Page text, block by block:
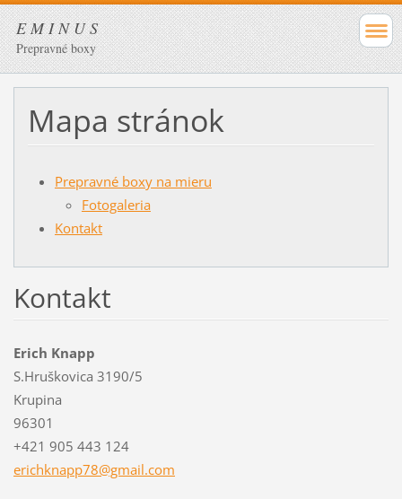
E M I N U S
Prepravné boxy
Mapa stránok
Prepravné boxy na mieru
Fotogaleria
Kontakt
Kontakt
Erich Knapp
S.Hruškovica 3190/5
Krupina
96301
+421 905 443 124
erichknapp78@gmail.com